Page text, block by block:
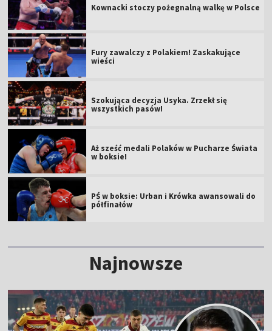
Kownacki stoczy pożegnalną walkę w Polsce
Fury zawalczy z Polakiem! Zaskakujące
wieści
Szokująca decyzja Usyka. Zrzekł się
wszystkich pasów!
Aż sześć medali Polaków w Pucharze Świata
w boksie!
PŚ w boksie: Urban i Krówka awansowali do
półfinałów
Najnowsze